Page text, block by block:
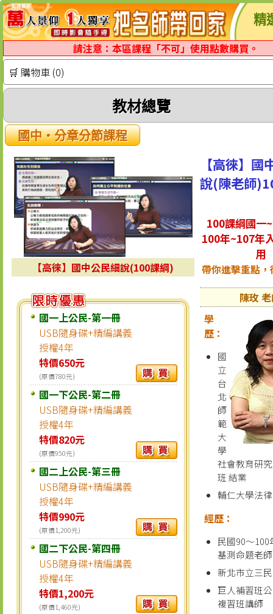
精
請注意：本區課程「不可」使用點數購買。
🛒 購物車 (0)
教材總覽
國中‧分章分節課程
【高徠】國中公民細說(100課綱)
國一上公民-第一冊
USB隨身碟+精編講義
授權4年
特價650元
(原價780元)
國一下公民-第二冊
USB隨身碟+精編講義
授權4年
特價820元
(原價950元)
國二上公民-第三冊
USB隨身碟+精編講義
授權4年
特價990元
(原價1,200元)
國二下公民-第四冊
USB隨身碟+精編講義
授權4年
特價1,200元
(原價1,460元)
【高徠】國
說(陳老師
100課綱國一
100年~107年
用
帶你進擊重點
陳玫
學
歷：
國
立
台
北
師
範
大
學
社會教育研
班 結業
輔仁大學法
經歷：
民國90～
基測命題老師
新北市立三
巨人補習班
複習班講師